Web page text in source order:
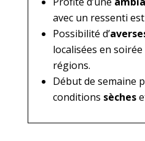
avec un ressenti
Possibilité d’
localisées en
régions.
Début de semaine
conditions sèches